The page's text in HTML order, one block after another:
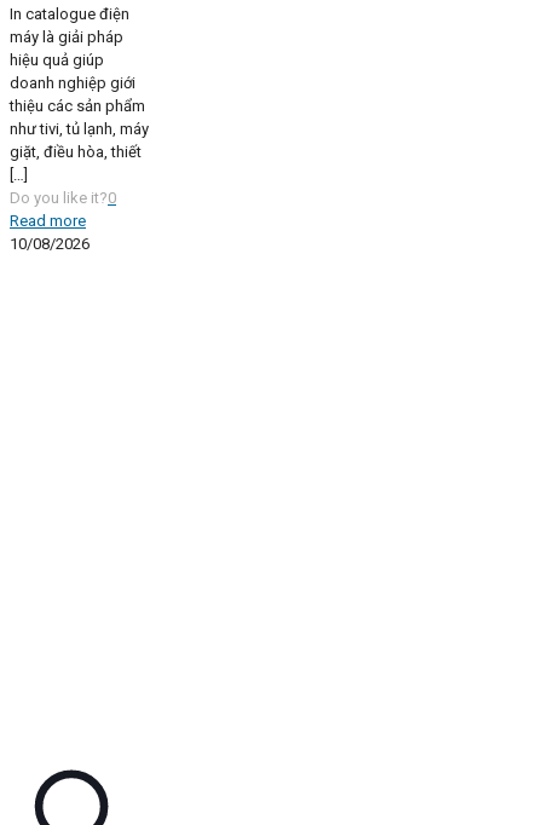
In catalogue điện
máy là giải pháp
hiệu quả giúp
doanh nghiệp giới
thiệu các sản phẩm
như tivi, tủ lạnh, máy
giặt, điều hòa, thiết
Do you like it?0
Read more
10/08/2026